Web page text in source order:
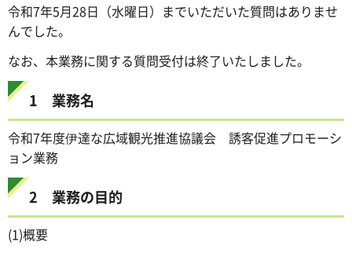
令和7年5月28日（水曜日）までいただいた質問はありませ
んでした。
なお、本業務に関する質問受付は終了いたしました。
1 業務名
令和7年度伊達な広域観光推進協議会 誘客促進プロモーシ
ョン業務
2 業務の目的
(1)概要